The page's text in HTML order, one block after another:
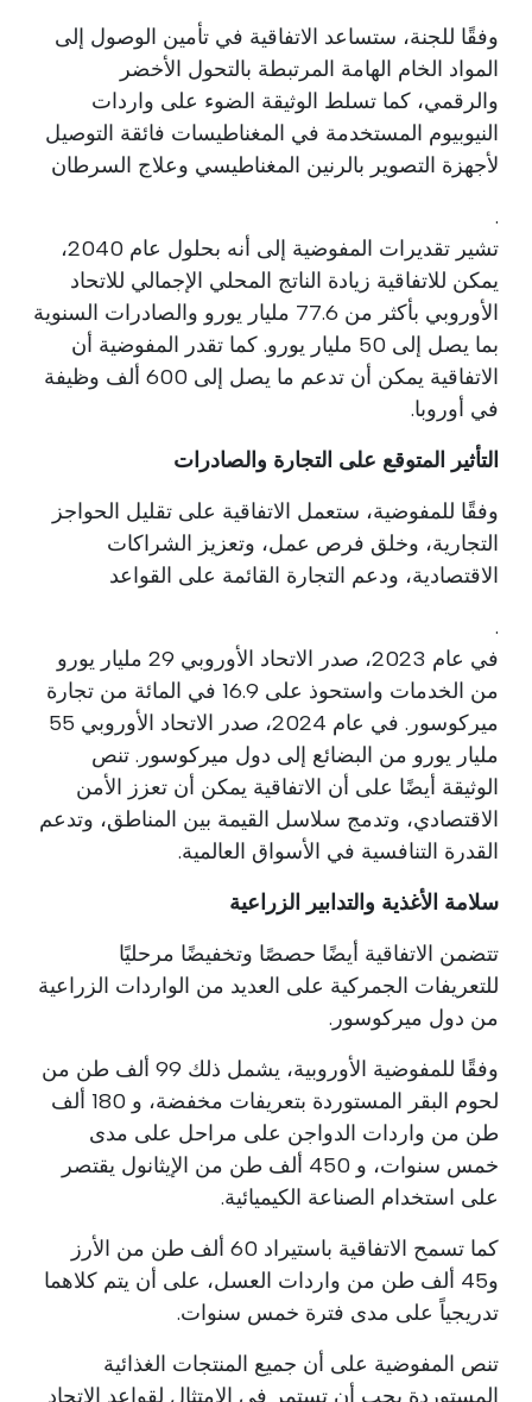
وفقًا للجنة، ستساعد الاتفاقية في تأمين الوصول إلى
المواد الخام الهامة المرتبطة بالتحول الأخضر
والرقمي، كما تسلط الوثيقة الضوء على واردات
النيوبيوم المستخدمة في المغناطيسات فائقة التوصيل
لأجهزة التصوير بالرنين المغناطيسي وعلاج السرطان
.
تشير تقديرات المفوضية إلى أنه بحلول عام 2040،
يمكن للاتفاقية زيادة الناتج المحلي الإجمالي للاتحاد
الأوروبي بأكثر من 77.6 مليار يورو والصادرات السنوية
بما يصل إلى 50 مليار يورو. كما تقدر المفوضية أن
الاتفاقية يمكن أن تدعم ما يصل إلى 600 ألف وظيفة
في أوروبا.
التأثير المتوقع على التجارة والصادرات
وفقًا للمفوضية، ستعمل الاتفاقية على تقليل الحواجز
التجارية، وخلق فرص عمل، وتعزيز الشراكات
الاقتصادية، ودعم التجارة القائمة على القواعد
.
في عام 2023، صدر الاتحاد الأوروبي 29 مليار يورو
من الخدمات واستحوذ على 16.9 في المائة من تجارة
ميركوسور. في عام 2024، صدر الاتحاد الأوروبي 55
مليار يورو من البضائع إلى دول ميركوسور. تنص
الوثيقة أيضًا على أن الاتفاقية يمكن أن تعزز الأمن
الاقتصادي، وتدمج سلاسل القيمة بين المناطق، وتدعم
القدرة التنافسية في الأسواق العالمية.
سلامة الأغذية والتدابير الزراعية
تتضمن الاتفاقية أيضًا حصصًا وتخفيضًا مرحليًا
للتعريفات الجمركية على العديد من الواردات الزراعية
من دول ميركوسور.
وفقًا للمفوضية الأوروبية، يشمل ذلك 99 ألف طن من
لحوم البقر المستوردة بتعريفات مخفضة، و 180 ألف
طن من واردات الدواجن على مراحل على مدى
خمس سنوات، و 450 ألف طن من الإيثانول يقتصر
على استخدام الصناعة الكيميائية.
كما تسمح الاتفاقية باستيراد 60 ألف طن من الأرز
و45 ألف طن من واردات العسل، على أن يتم كلاهما
تدريجياً على مدى فترة خمس سنوات.
تنص المفوضية على أن جميع المنتجات الغذائية
المستوردة يجب أن تستمر في الامتثال لقواعد الاتحاد